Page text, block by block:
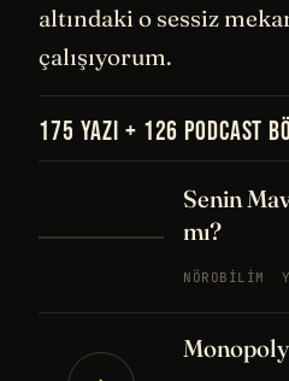
altındaki o sessiz
çalışıyorum.
175 YAZI + 126 PODCAST
Senin
mı?
NÖROBILIM